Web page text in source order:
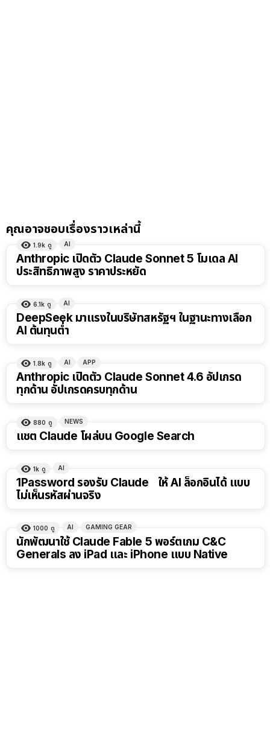
คุณอาจชอบเรื่องราวเหล่านี้
1.9k ดู AI
Anthropic เปิดตัว Claude Sonnet 5 โมเดล AI
ประสิทธิภาพสูง ราคาประหยัด
6.1k ดู AI
DeepSeek มาแรงในบริษัทสหรัฐฯ ในฐานะทางเลือก
AI ต้นทุนต่ำ
1.8k ดู AI APP
Anthropic เปิดตัว Claude Sonnet 4.6 อัปเกรด
ทุกด้าน อัปเกรดครบทุกด้าน
880 ดู NEWS
แชต Claude โผล่บน Google Search
1k ดู AI
1Password รองรับ Claude ให้ AI ล็อกอินได้ แบบ
ไม่เห็นรหัสผ่านจริง
1000 ดู AI GAMING GEAR
นักพัฒนาใช้ Claude Fable 5 พอร์ตเกม C&C
Generals ลง iPad และ iPhone แบบ Native